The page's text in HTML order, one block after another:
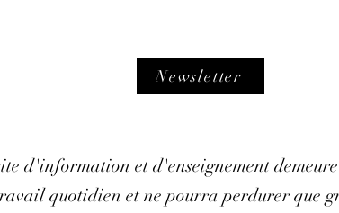
Newsletter
d'information et d'enseignement
quotidien et ne pourra perdurer que